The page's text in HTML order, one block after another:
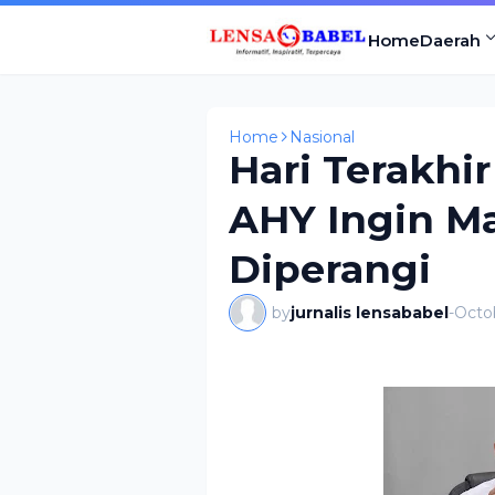
HomeDaerah
Home Nasional
Hari
AHY Ingin
Diperangi
byjurnalis lensababel-